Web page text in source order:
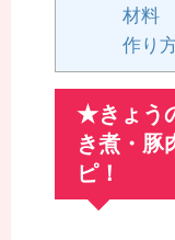
材料
作り
★きょう
き煮・豚
ピ！